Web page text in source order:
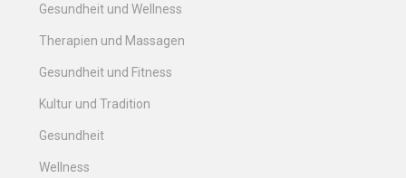
Gesundheit und Wellness
Therapien und Massagen
Gesundheit und Fitness
Kultur und Tradition
Gesundheit
Wellness